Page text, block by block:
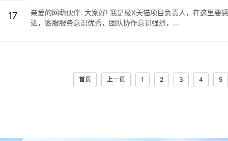
17
亲爱的网萌伙伴: 大家好! 我是极X天猫项目负责人，在这里要
进，客服服务意识优秀，团队协作意识强烈，...
首页 上一页 1 2 3 4 5